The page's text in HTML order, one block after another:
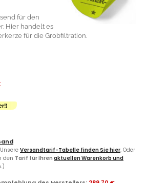
für den
Hier handelt es
für die Grobfiltration.
Versandtarif-Tabelle finden Sie hier. Oder
den Tarif für Ihren aktuellen Warenkorb und